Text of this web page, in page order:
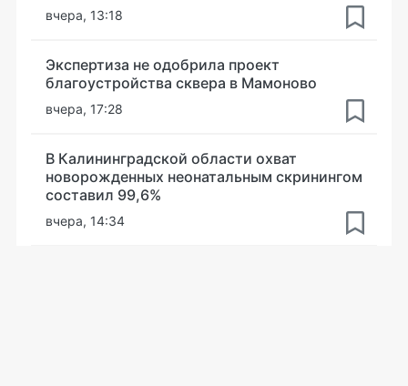
вчера, 13:18
Экспертиза не одобрила проект
благоустройства сквера в Мамоново
вчера, 17:28
В Калининградской области охват
новорожденных неонатальным скринингом
составил 99,6%
вчера, 14:34